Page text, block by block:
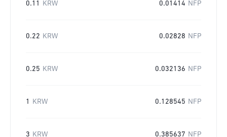
0.11 KRW 0.01414 NFP
0.22 KRW 0.02828 NFP
0.25 KRW 0.032136 NFP
1 KRW 0.128545 NFP
3 KRW 0.385637 NFP